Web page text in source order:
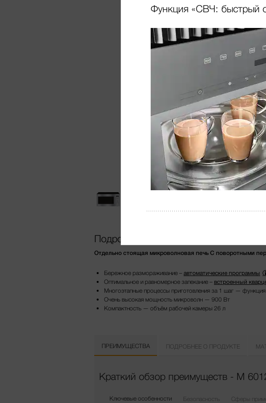
Подробнее о продукте
Отдельно стоящая микроволновая печь С поворотными
Бережное размораживание – автоматические программы
Оптимальное и равномерное запекание – встроенный
Многоэтапные процессы приготовления за 1 шаг —
Очень высокая мощность микроволн — 900 Вт
Компактность — объём рабочей камеры 26 л
ПРЕИМУЩЕСТВА ПОДРОБНЕЕ О ПРОДУКТЕ
Краткий обзор преимуществ - M
Ключевые особенности Безопасность Сферы
Функция «СВЧ: быстрый